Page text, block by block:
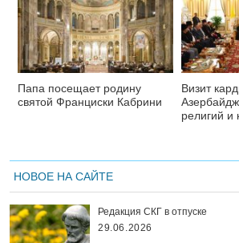
Папа посещает родину
святой Франциски Кабрини
Визит
религий и
НОВОЕ НА САЙТЕ
Редакция СКГ в отпуске
29.06.2026